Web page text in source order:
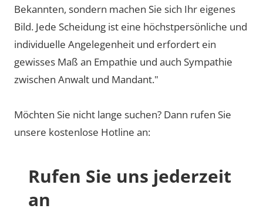
Bekannten, sondern machen Sie sich Ihr eigenes
Bild. Jede Scheidung ist eine höchstpersönliche und
individuelle Angelegenheit und erfordert ein
gewisses Maß an Empathie und auch Sympathie
zwischen Anwalt und Mandant."
Möchten Sie nicht lange suchen? Dann rufen Sie
unsere kostenlose Hotline an:
Rufen Sie uns jederzeit
an